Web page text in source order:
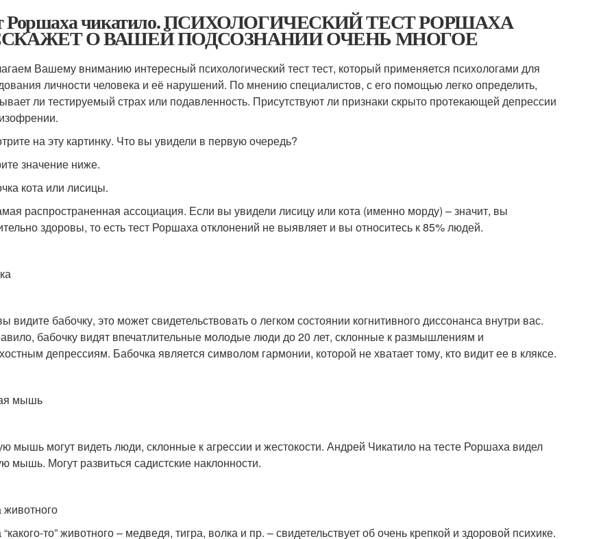
Роршаха чикатило. ПСИХОЛОГИЧЕСКИЙ ТЕСТ РОРШАХА
О ВАШЕЙ ПОДСОЗНАНИИ ОЧЕНЬ МНОГОЕ
Вашему вниманию интересный психологический тест тест, который применяется психологами для
личности человека и её нарушений. По мнению специалистов, с его помощью легко определить,
ли тестируемый страх или подавленность. Присутствуют ли признаки скрыто протекающей депрессии
на эту картинку. Что вы увидели в первую очередь?
значение ниже.
кота или лисицы.
распространенная ассоциация. Если вы увидели лисицу или кота (именно морду) – значит, вы
здоровы, то есть тест Роршаха отклонений не выявляет и вы относитесь к 85% людей.
видите бабочку, это может свидетельствовать о легком состоянии когнитивного диссонанса внутри вас.
бабочку видят впечатлительные молодые люди до 20 лет, склонные к размышлениям и
депрессиям. Бабочка является символом гармонии, которой не хватает тому, кто видит ее в кляксе.
мышь
мышь могут видеть люди, склонные к агрессии и жестокости. Андрей Чикатило на тесте Роршаха видел
мышь. Могут развиться садистские наклонности.
то” животного – медведя, тигра, волка и пр. – свидетельствует об очень крепкой и здоровой психике.